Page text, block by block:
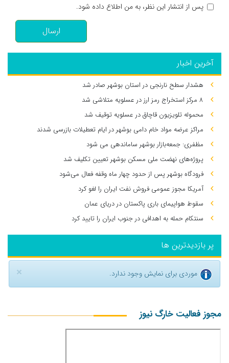
پس از انتشار این نظر، به من اطلاع داده شود.
ارسال
آخرین اخبار
هشدار سطح نارنجی در استان بوشهر صادر شد
۸ مرکز استخراج رمز ارز در عسلویه متلاشی شد
محموله تلویزیون قاچاق در عسلویه توقیف شد
مراکز عرضه مواد خام دامی بوشهر در ایام تعطیلات بازرسی شدند
مظفری: جمعه‌بازار بوشهر ساماندهی می‌ شود
پروژه‌های نهضت ملی مسکن بوشهر تعیین تکلیف شد
فرودگاه بوشهر پس از حدود چهار ماه وقفه فعال می‌شود
آمریکا مجوز عمومی فروش نفت ایران را لغو کرد
سقوط هواپیمای باری پاکستان در دریای عمان
سنتکام حمله به اهدافی در جنوب ایران را تایید کرد
پر بازدیدترین ها
× موردی برای نمایش وجود ندارد.
مجوز فعالیت خارگ نیوز